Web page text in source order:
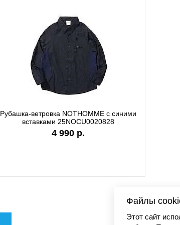
Рубашка-ветровка NOTHOMME с синими
вставками 25NOCU0020828
4 990 р.
Файлы
Этот сайт